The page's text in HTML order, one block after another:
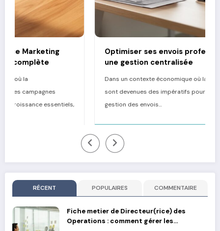
Optimiser ses envois professionnels grâce à
une gestion centralisée
Dans un contexte économique où la rapidité et l'efficacité
sont devenues des impératifs pour les entreprises, la
gestion des envois…
RÉCENT POPULAIRES COMMENTAIRE
Fiche metier de Directeur(rice) des
Operations : comment gérer les